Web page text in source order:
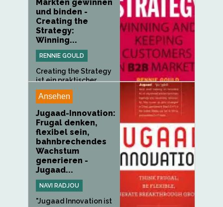
Märkten gewinnen
und binden -
Creating the
Strategy:
Winning...
RENNIE GOULD
Creating the Strategy
ist ein praktischer...
Ansehen
Jugaad-Innovation:
Frugal denken,
flexibel sein,
bahnbrechendes
Wachstum
generieren -
Jugaad...
NAVI RADJOU
"Jugaad Innovation ist